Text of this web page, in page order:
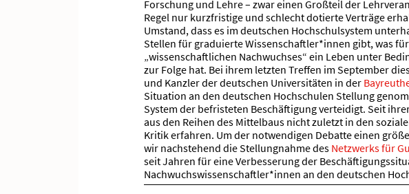
Forschung und Lehre – zwar einen Großteil der
Regel nur kurzfristige und schlecht dotierte Verträge
Umstand, dass es im deutschen Hochschulsystem
Stellen für graduierte Wissenschaftler*innen gibt, was
„wissenschaftlichen Nachwuchses“ ein Leben unter
zur Folge hat. Bei ihrem letzten Treffen im September
und Kanzler der deutschen Universitäten in der
Situation an den deutschen Hochschulen Stellung
System der befristeten Beschäftigung verteidigt. Seit
aus den Reihen des Mittelbaus nicht zuletzt in den
Kritik erfahren. Um der notwendigen Debatte einen
wir nachstehend die Stellungnahme des Netzwerks für
seit Jahren für eine Verbesserung der
Nachwuchswissenschaftler*innen an den deutschen